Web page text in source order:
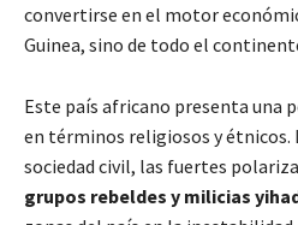
convertirse en el motor
Guinea, sino de todo el
Este país africano presenta una
en términos religiosos y étnicos.
sociedad civil, las fuertes
grupos rebeldes y milicias